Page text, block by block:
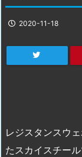
2020-11-18
レジスタンスウ
たスカイスチール